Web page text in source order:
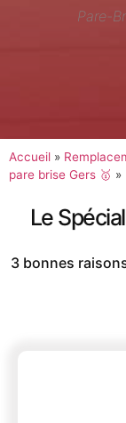
Pare-
Accueil »
pare brise Gers 🥇 »
Le
3 bonnes